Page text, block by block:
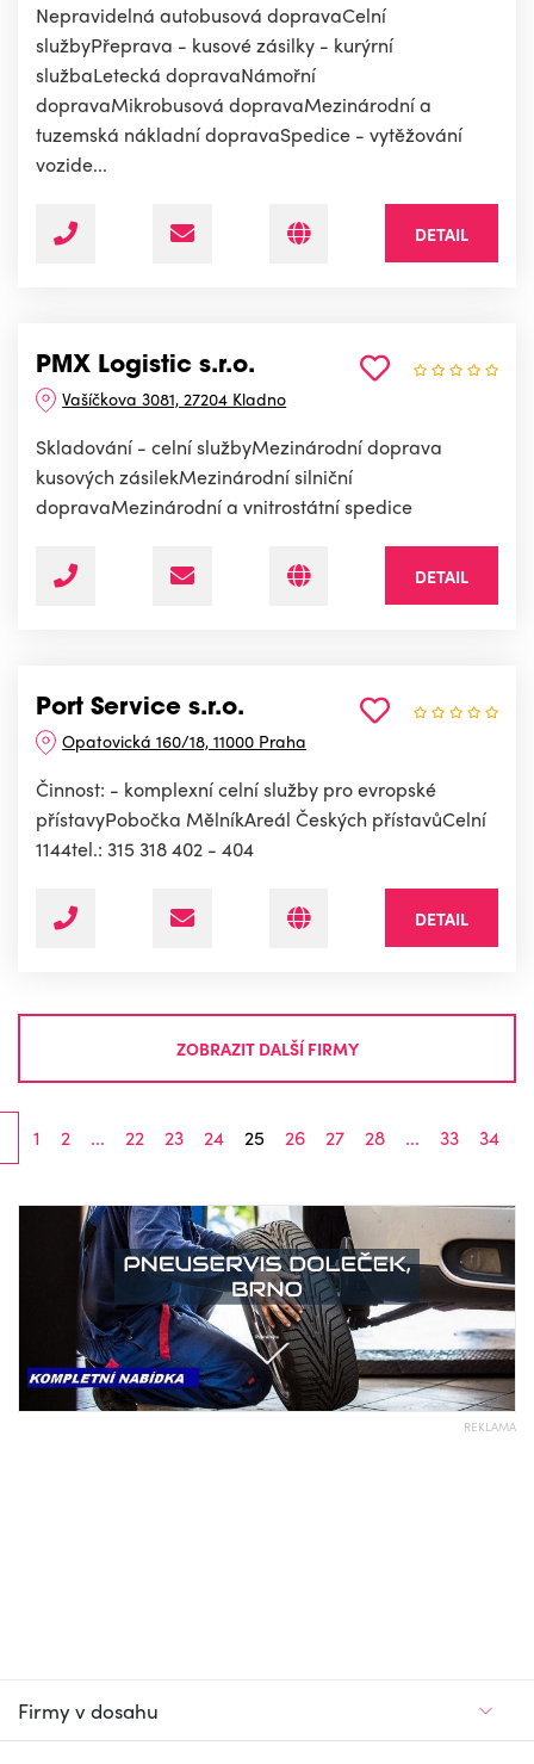
Nepravidelná autobusová dopravaCelní
službyPřeprava - kusové zásilky - kurýrní
službaLetecká dopravaNámořní
dopravaMikrobusová dopravaMezinárodní a
tuzemská nákladní dopravaSpedice - vytěžování
vozide...
DETAIL
PMX Logistic s.r.o.
Vašíčkova 3081, 27204 Kladno
Skladování - celní službyMezinárodní doprava
kusových zásilekMezinárodní silniční
dopravaMezinárodní a vnitrostátní spedice
DETAIL
Port Service s.r.o.
Opatovická 160/18, 11000 Praha
Činnost: - komplexní celní služby pro evropské
přístavyPobočka MělníkAreál Českých přístavůCelní
1144tel.: 315 318 402 - 404
DETAIL
ZOBRAZIT DALŠÍ FIRMY
1 2 ... 22 23 24 25 26 27 28 ... 33 34
REKLAMA
Firmy v dosahu